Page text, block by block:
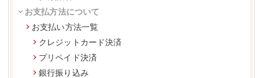
お支払方法について
お支払い方法一覧
クレジットカード決済
プリペイド決済
銀行振り込み